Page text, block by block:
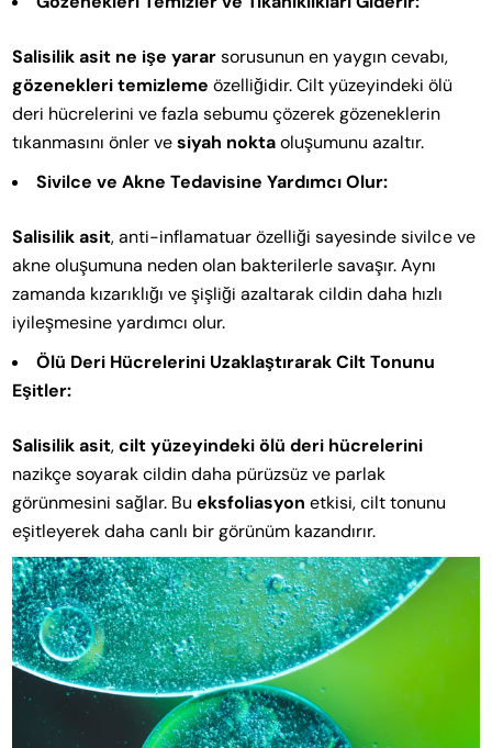
Salisilik asit ne işe yararsorusunun en yaygın cevabı,
gözenekleri temizleme özelliğidir. Cilt yüzeyindeki ölü
deri hücrelerini ve fazla sebumu çözerek gözeneklerin
tıkanmasını önler vesiyah noktaoluşumunu azaltır.
Sivilce ve Akne Tedavisine Yardımcı Olur:
Salisilik asit, anti-inflamatuar özelliği sayesinde sivilce ve
akne oluşumuna neden olan bakterilerle savaşır. Aynı
zamanda kızarıklığı ve şişliği azaltarak cildin daha hızlı
iyileşmesine yardımcı olur.
Ölü Deri Hücrelerini Uzaklaştırarak Cilt Tonunu
Eşitler:
Salisilik asit,cilt yüzeyindeki ölü deri hücrelerini
nazikçe soyarak cildin daha pürüzsüz ve parlak
görünmesini sağlar. Bueksfoliasyon etkisi, cilt tonunu
eşitleyerek daha canlı bir görünüm kazandırır.